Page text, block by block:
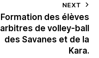
NEXT
Formation des élèves
arbitres de volley-ball
des Savanes et de la
Kara.